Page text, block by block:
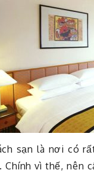
sạn là nơi có
vì thế, nên